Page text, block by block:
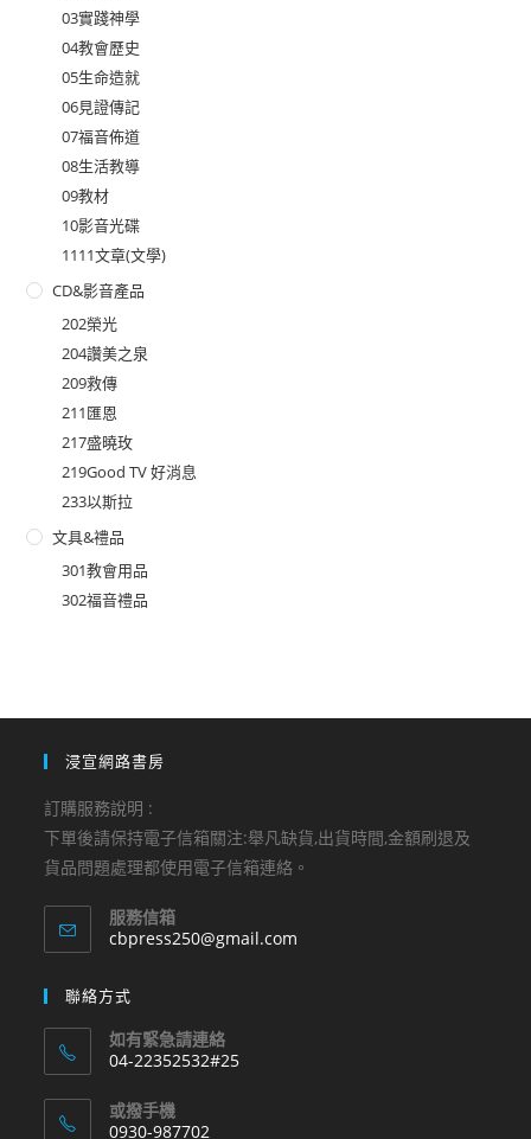
03實踐神學
04教會歷史
05生命造就
06見證傳記
07福音佈道
08生活教導
09教材
10影音光碟
1111文章(文學)
CD&影音產品
202榮光
204讚美之泉
209救傳
211匯恩
217盛曉玫
219Good TV 好消息
233以斯拉
文具&禮品
301教會用品
302福音禮品
浸宣網路書房
訂購服務說明 :
下單後請保持電子信箱關注:舉凡缺貨,出貨時間,金額刷退及
貨品問題處理都使用電子信箱連絡。
服務信箱
cbpress250@gmail.com
聯絡方式
如有緊急請連絡
04-22352532#25
in
或撥手機
0930-987702